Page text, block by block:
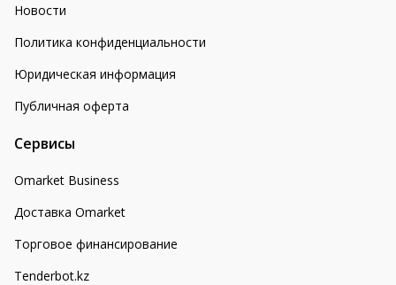
Новости
Политика конфиденциальности
Юридическая информация
Публичная оферта
Сервисы
Omarket Business
Доставка Omarket
Торговое финансирование
Tenderbot.kz